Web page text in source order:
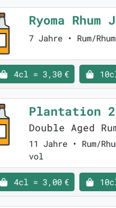
Ryoma Rhum
7 Jahre • Rum/
4cl = 3,30 €
Plantation
Double Aged
11 Jahre • Rum/
vol
4cl = 3,00 €